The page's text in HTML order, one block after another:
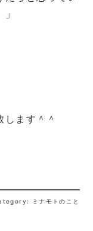
ます＾＾
ミナモトのこと